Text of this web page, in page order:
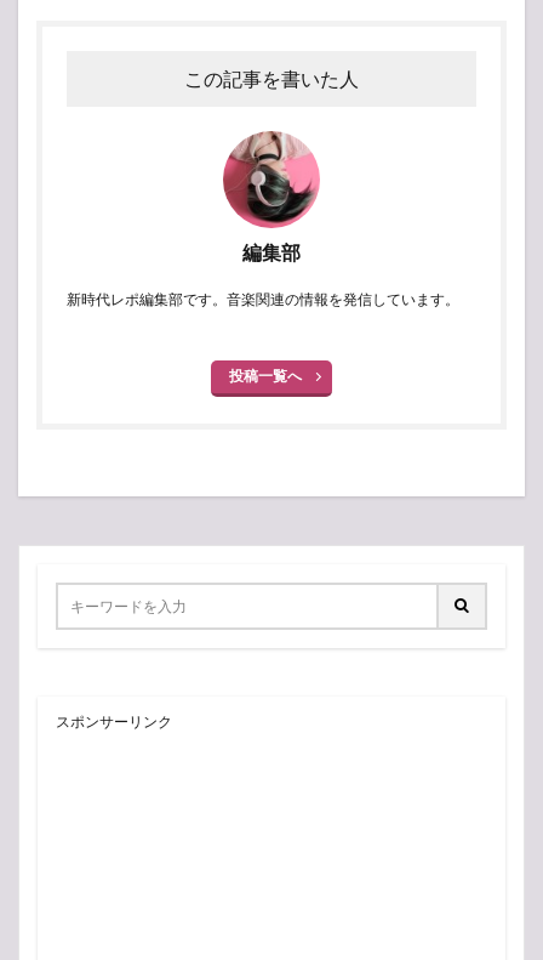
この記事を書いた人
編集部
新時代レポ編集部です。音楽関連の情報を発信しています。
投稿一覧へ
スポンサーリンク